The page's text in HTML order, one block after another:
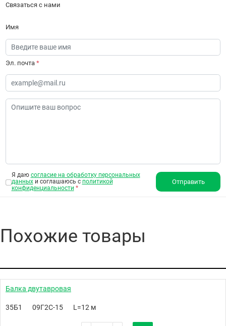
Связаться с нами
Имя
Эл. почта *
Я даю согласие на обработку персональных
данныхи соглашаюсь с политикой
конфиденциальности *
Отправить
Похожие товары
Балка двутавровая
35Б1 09Г2С-15 L=12 м